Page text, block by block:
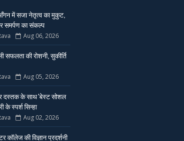
में सजा नेतृत्व का मुकुट,
समर्पण का संकल्प
Aug 06, 2026
सफलता की रोशनी, सुकीर्ति
Aug 05, 2026
दस्तक के साथ 'बेस्ट सोशल
के स्पर्श सिन्हा
Aug 02, 2026
कॉलेज की विज्ञान प्रदर्शनी